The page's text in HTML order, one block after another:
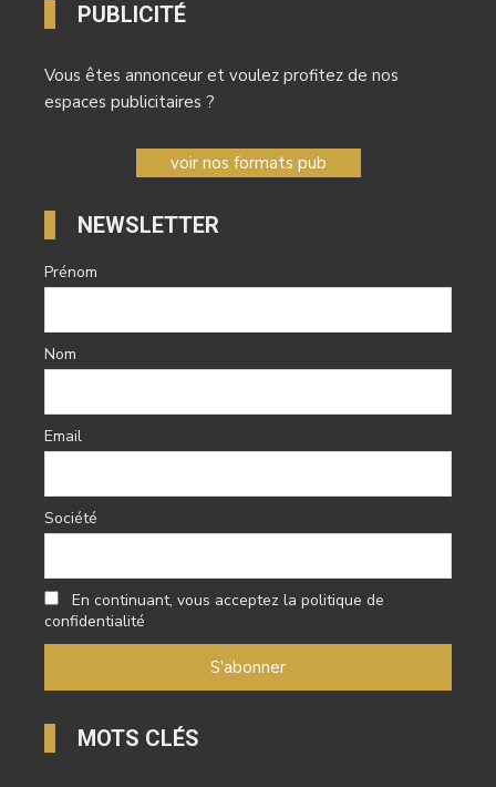
PUBLICITÉ
Vous êtes annonceur et voulez profitez de nos
espaces publicitaires ?
voir nos formats pub
NEWSLETTER
Prénom
Nom
Email
Société
En continuant, vous acceptez la politique de
confidentialité
MOTS CLÉS